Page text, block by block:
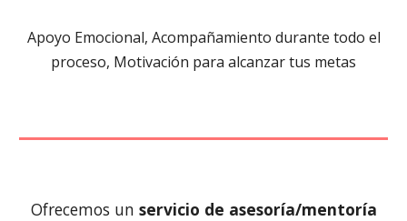
Apoyo Emocional, Acompañamiento durante todo el
proceso, Motivación para alcanzar tus metas
Ofrecemos un servicio de asesoría/mentoría